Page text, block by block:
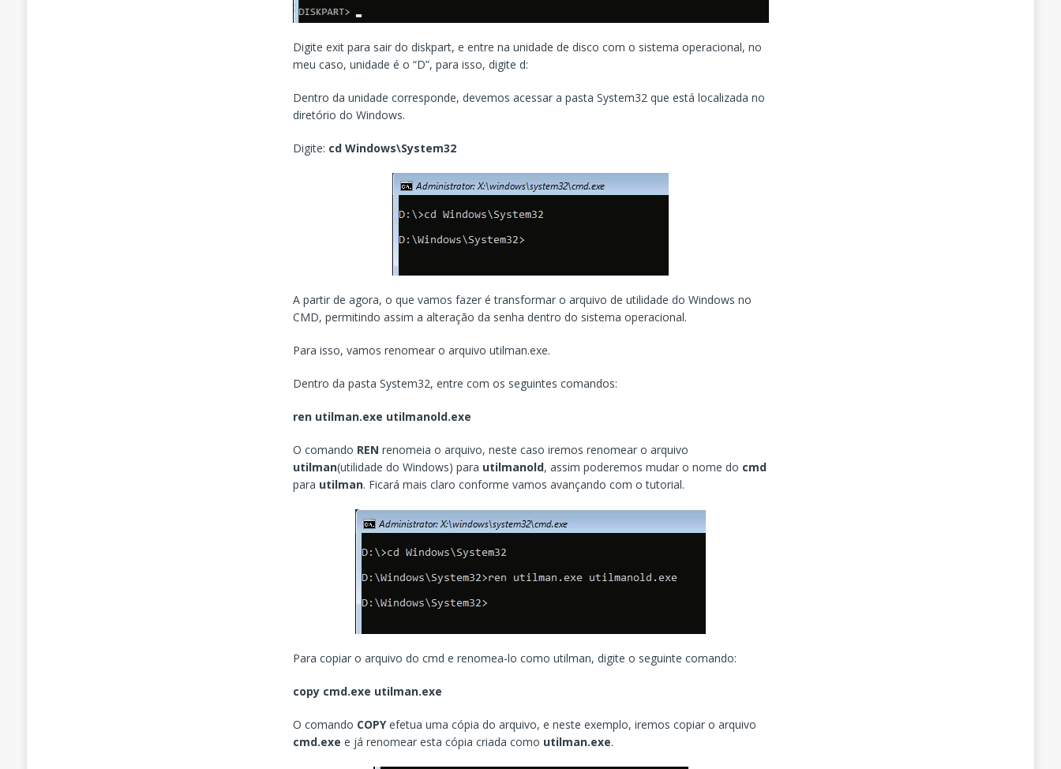
Digite exit para sair do diskpart, e entre na unidade de disco com o sistema operacional, no
meu caso, unidade é o “D”, para isso, digite d:
Dentro da unidade corresponde, devemos acessar a pasta System32 que está localizada no
diretório do Windows.
Digite: cd Windows\System32
A partir de agora, o que vamos fazer é transformar o arquivo de utilidade do Windows no
CMD, permitindo assim a alteração da senha dentro do sistema operacional.
Para isso, vamos renomear o arquivo utilman.exe.
Dentro da pasta System32, entre com os seguintes comandos:
ren utilman.exe utilmanold.exe
O comando RENrenomeia o arquivo, neste caso iremos renomear o arquivo
utilman(utilidade do Windows) para utilmanold, assim poderemos mudar o nome do cmd
para utilman. Ficará mais claro conforme vamos avançando com o tutorial.
Para copiar o arquivo do cmd e renomea-lo como utilman, digite o seguinte comando:
copy cmd.exe utilman.exe
O comando COPYefetua uma cópia do arquivo, e neste exemplo, iremos copiar o arquivo
cmd.exe e já renomear esta cópia criada como utilman.exe.